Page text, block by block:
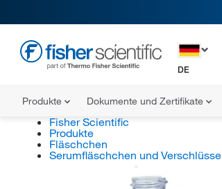
DE
Produkte Dokumente und Zertifikate
Fisher Scientific
Produkte
Fläschchen
Serumfläschchen und Verschlüsse